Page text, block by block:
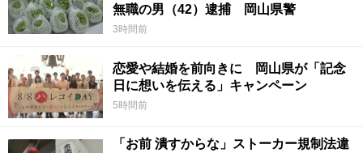
無職の男（42）逮捕 岡山県警
3時間前
恋愛や結婚を前向きに 岡山県が「記念
日に想いを伝える」キャンペーン
5時間前
「お前 潰すからな」ストーカー規制法違